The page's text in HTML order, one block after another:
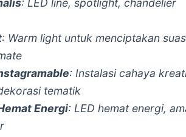
: LED line, spotlight, chandelier
: Warm light untuk menciptakan
: Instalasi cahaya
tematik
Energi: LED hemat energi,